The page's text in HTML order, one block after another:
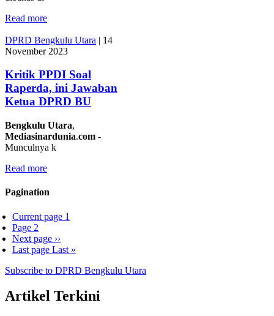
Read more
DPRD Bengkulu Utara | 14
November 2023
Kritik PPDI Soal
Raperda, ini Jawaban
Ketua DPRD BU
Bengkulu Utara,
Mediasinardunia.com -
Munculnya k
Read more
Pagination
Current page 1
Page 2
Next page ››
Last page Last »
Subscribe to DPRD Bengkulu Utara
Artikel Terkini